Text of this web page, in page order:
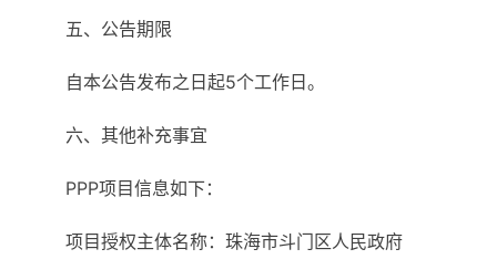
五、公告期限
自本公告发布之日起5个工作日。
六、其他补充事宜
PPP项目信息如下：
项目授权主体名称：珠海市斗门区人民政府